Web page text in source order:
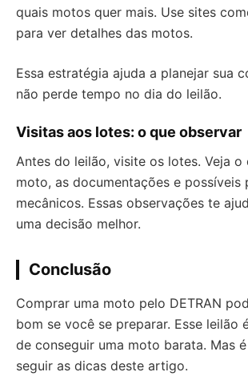
quais motos quer mais. Use sites
para ver detalhes das motos.
Essa estratégia ajuda a planejar sua
não perde tempo no dia do leilão.
Visitas aos lotes: o que observar
Antes do leilão, visite os lotes. Veja o
moto, as documentações e possíveis
mecânicos. Essas observações te
uma decisão melhor.
Conclusão
Comprar uma moto pelo DETRAN
bom se você se preparar. Esse leilão
de conseguir uma moto barata. Mas
seguir as dicas deste artigo.